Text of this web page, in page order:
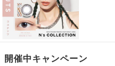
開催中キャンペーン